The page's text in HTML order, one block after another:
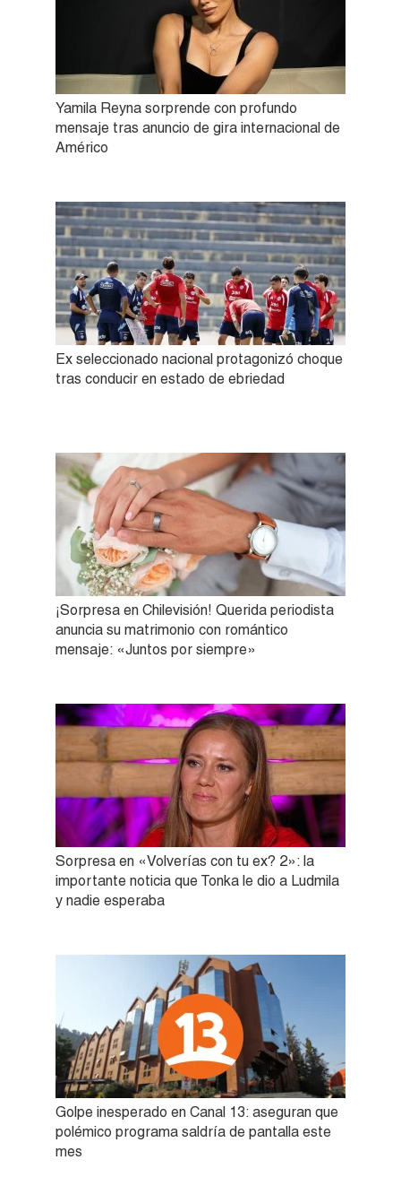
Yamila Reyna sorprende con profundo
mensaje tras anuncio de gira internacional de
Américo
Ex seleccionado nacional protagonizó choque
tras conducir en estado de ebriedad
¡Sorpresa en Chilevisión! Querida periodista
anuncia su matrimonio con romántico
mensaje: «Juntos por siempre»
Sorpresa en «Volverías con tu ex? 2»: la
importante noticia que Tonka le dio a Ludmila
y nadie esperaba
Golpe inesperado en Canal 13: aseguran que
polémico programa saldría de pantalla este
mes